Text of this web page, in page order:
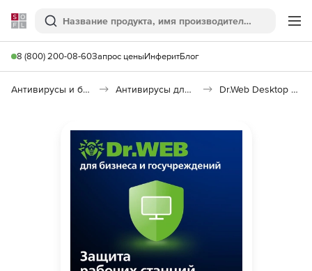
Softline
Поиск
8 (800) 200-08-60Запрос ценыИнферитБлог
Антивирусы и безопасность Антивирусы для организаций Dr.Web Desktop Security Suite